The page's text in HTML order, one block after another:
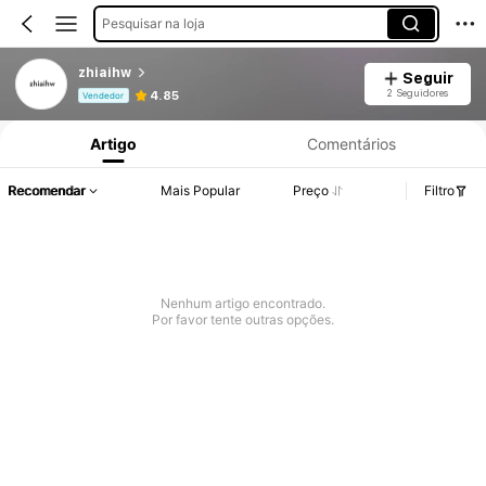
Pesquisar na loja
zhiaihw
Vendedor 4.85
Seguir
2 Seguidores
Informações do Produto: Divulgação de Preço, Vendas e Detalhes de Stock.
Artigo Comentários
Recomendar Mais Popular Preço Filtro
Nenhum artigo encontrado.
Por favor tente outras opções.